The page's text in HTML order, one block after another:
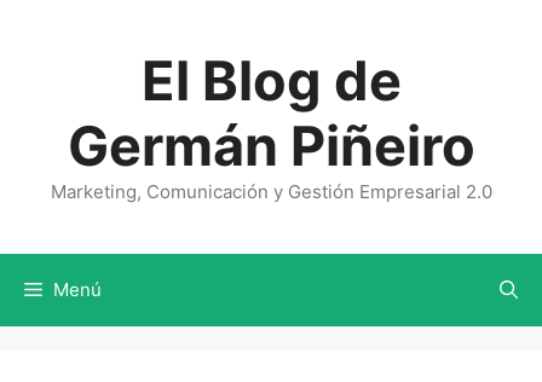
El Blog de
Germán Piñeiro
Marketing, Comunicación y Gestión Empresarial 2.0
Menú